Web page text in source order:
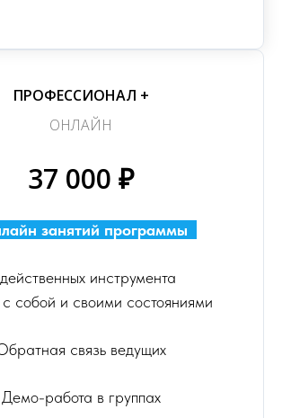
ПРОФЕССИОНАЛ +
ОНЛАЙН
37 000 ₽
занятий программы
инструмента
собой и своими состояниями
связь ведущих
Демо-работа в группах